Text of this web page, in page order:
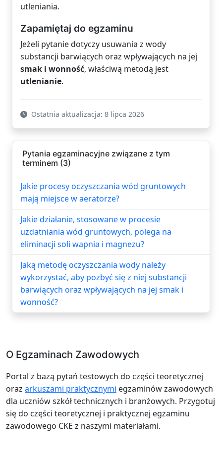
utleniania.
Zapamiętaj do egzaminu
Jeżeli pytanie dotyczy usuwania z wody
substancji barwiących oraz wpływających na jej
smak i wonność, właściwą metodą jest
utlenianie.
Ostatnia aktualizacja: 8 lipca 2026
Pytania egzaminacyjne związane z tym
terminem (3)
Jakie procesy oczyszczania wód gruntowych
mają miejsce w aeratorze?
Jakie działanie, stosowane w procesie
uzdatniania wód gruntowych, polega na
eliminacji soli wapnia i magnezu?
Jaką metodę oczyszczania wody należy
wykorzystać, aby pozbyć się z niej substancji
barwiących oraz wpływających na jej smak i
wonność?
O Egzaminach Zawodowych
Portal z bazą pytań testowych do części teoretycznej
oraz arkuszami praktycznymi egzaminów zawodowych
dla uczniów szkół technicznych i branżowych. Przygotuj
się do części teoretycznej i praktycznej egzaminu
zawodowego CKE z naszymi materiałami.